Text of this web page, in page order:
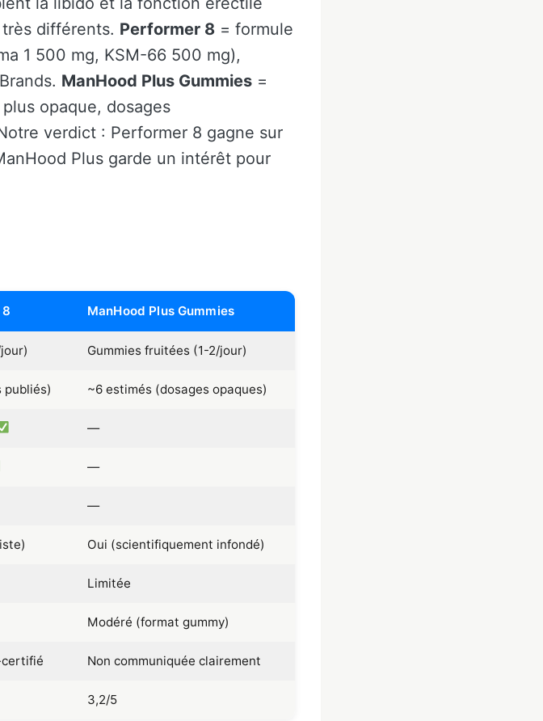
différents. Performer 8 = formule
1 500 mg, KSM-66 500 mg),
ManHood Plus Gummies =
opaque, dosages
verdict : Performer 8 gagne sur
Plus garde un intérêt pour
ManHood Plus Gummies
Gummies fruitées (1-2/jour)
publiés) ~6 estimés (dosages opaques)
—
—
—
Oui (scientifiquement infondé)
Limitée
Modéré (format gummy)
certifié Non communiquée clairement
3,2/5